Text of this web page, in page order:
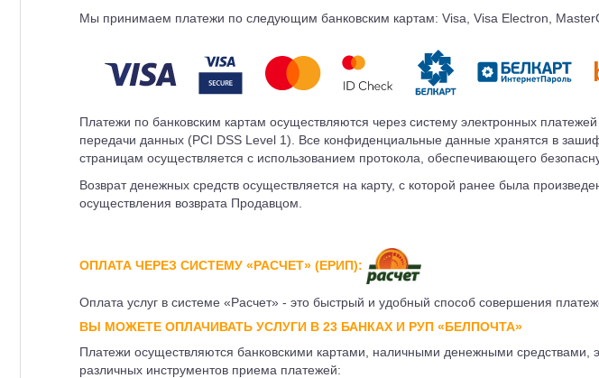
Мы принимаем платежи по следующим банковским картам: Visa, Visa Electron,
Платежи по банковским картам осуществляются через систему электронных платежей
передачи данных (PCI DSS Level 1). Все конфиденциальные данные хранятся в
страницам осуществляется с использованием протокола, обеспечивающего
Возврат денежных средств осуществляется на карту, с которой ранее была
осуществления возврата Продавцом.
ОПЛАТА ЧЕРЕЗ СИСТЕМУ «РАСЧЕТ» (ЕРИП):
Оплата услуг в системе «Расчет» - это быстрый и удобный способ совершения
ВЫ МОЖЕТЕ ОПЛАЧИВАТЬ УСЛУГИ В 23 БАНКАХ И РУП «БЕЛПОЧТА»
Платежи осуществляются банковскими картами, наличными денежными
различных инструментов приема платежей: